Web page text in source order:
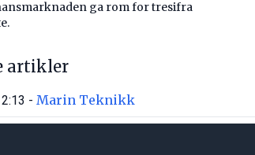
ga rom for tresifra
artikler
- Marin Teknikk